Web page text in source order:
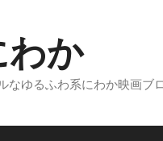
わか
なゆるふわ系にわか映画ブロ